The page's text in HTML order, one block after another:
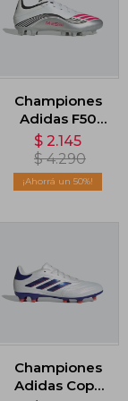
Championes
Adidas F50
Messi Club -
Blanco
$ 2.145
$ 4.290
50
Championes
Adidas Copa